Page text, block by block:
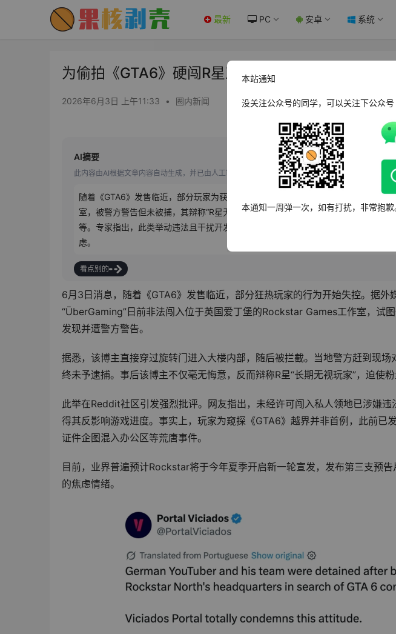
最新 PC 安卓 系统
为偷拍《GTA6》硬闯R星工作室，一视频博主遭警
2026年6月3日 上午11:33 • 圈内新闻
AI摘要
此内容由AI根据文章内容自动生成，并已由人工审核
随着《GTA6》发售临近，部分玩家为获取情报采取极端行为。视频博主
室，被警方警告但未被捕，其辩称“R星无视玩家”引发Reddit社区批评。此类越界行
等。专家指出，此类举动违法且干扰开发，可能适得其反。业界预计夏季将发布第三
虑。
看点别的
6月3日消息，随着《GTA6》发售临近，部分狂热玩家的行为开始失控。据
“ÜberGaming”日前非法闯入位于英国爱丁堡的Rockstar Games工作室，试
发现并遭警方警告。
据悉，该博主直接穿过旋转门进入大楼内部，随后被拦截。当地警方赶到现
终未予逮捕。事后该博主不仅毫无悔意，反而辩称R星“长期无视玩家”，迫使
此举在Reddit社区引发强烈批评。网友指出，未经许可闯入私人领地已涉嫌
得其反影响游戏进度。事实上，玩家为窥探《GTA6》越界并非首例，此前已
证件企图混入办公区等荒唐事件。
目前，业界普遍预计Rockstar将于今年夏季开启新一轮宣发，发布第三支预
的焦虑情绪。
本站通知
没关注公众号的同学，可以关注下公众
本通知一周弹一次，如有打扰，非常抱歉